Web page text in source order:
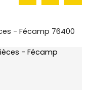
- Fécamp 76400